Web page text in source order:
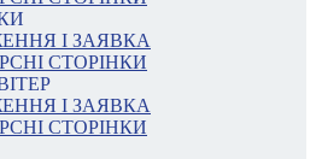
І ЗАЯВКА
СТОРІНКИ
І ЗАЯВКА
СТОРІНКИ